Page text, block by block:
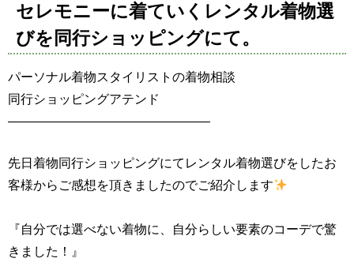
セレモニーに着ていくレンタル着物選
びを同行ショッピングにて。
パーソナル着物スタイリストの着物相談
同行ショッピングアテンド
————————————————
先日着物同行ショッピングにてレンタル着物選びをしたお
客様からご感想を頂きましたのでご紹介します
『自分では選べない着物に、自分らしい要素のコーデで驚
きました！』